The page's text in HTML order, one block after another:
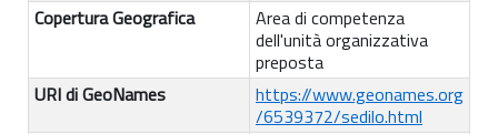
Copertura Geografica
Area di competenza
dell'unità organizzativa
preposta
URI di GeoNames
https://www.geonames.org
/6539372/sedilo.html